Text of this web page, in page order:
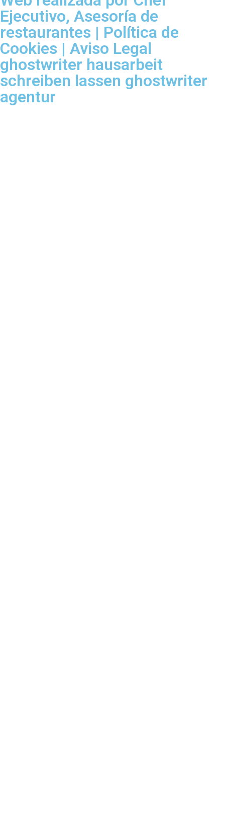
Ejecutivo, Asesoría de
restaurantes | Política de
Cookies | Aviso Legal
ghostwriter hausarbeit
schreiben lassen ghostwriter
agentur